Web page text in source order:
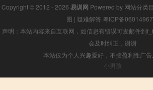
Copyright © 2012 - 2026 易训网 Powered by 网站分类
图 | 疑难解答 粤ICP备
声明：本站内容来自互联网，如信息有错误可发邮件到
会及时纠正，谢谢
本站仅为个人兴趣爱好，不接盈利性广
小男孩